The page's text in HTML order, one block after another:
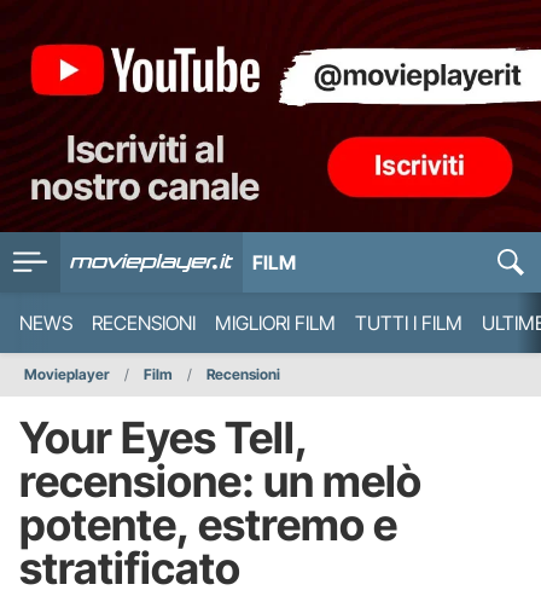
FILM
NEWS RECENSIONI MIGLIORI FILM TUTTI I FILM
Movieplayer Film Recensioni
Your Eyes Tell,
recensione: un melò
potente, estremo e
stratificato